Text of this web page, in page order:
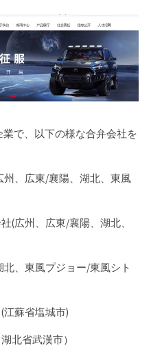
、広東/襄陽、湖北、東風
(広州、広東/襄陽、湖北、
、東風プジョー/東風シト
蘇省塩城市)
北省武漢市）